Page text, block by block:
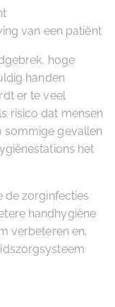
van een patiënt
hoge
handen
er te veel
risico dat mensen
sommige gevallen
het
de zorginfecties
handhygiëne
verbeteren en,